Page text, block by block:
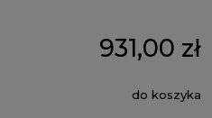
931,00 zł
do koszyka